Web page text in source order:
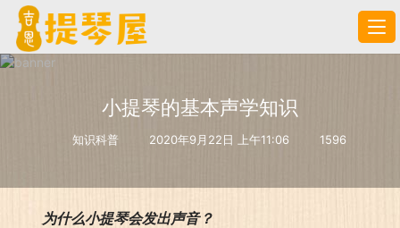
小提琴的基本声学知识
知识科普 2020年9月22日 上午11:06 1596
为什么小提琴会发出声音？